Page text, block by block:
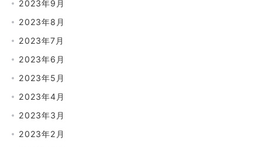
2023年9月
2023年8月
2023年7月
2023年6月
2023年5月
2023年4月
2023年3月
2023年2月